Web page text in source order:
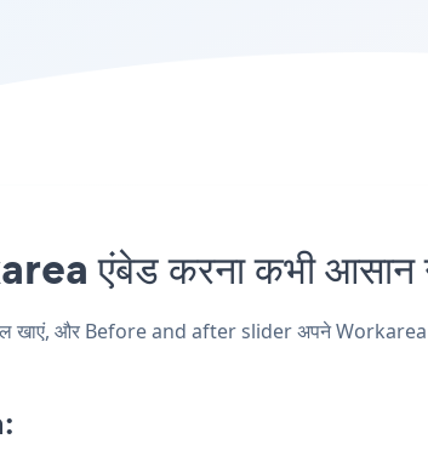
एंबेड करना कभी आसान
और Before and after slider अपने Workarea